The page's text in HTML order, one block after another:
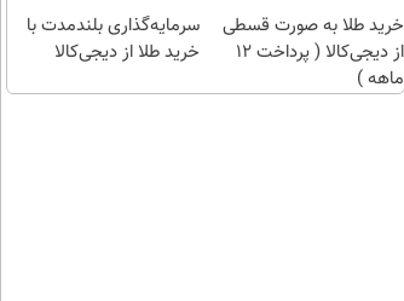
خرید طلا به صورت قسطی
از دیجی‌کالا ( پرداخت 12
ماهه )
سرمایه‌گذاری بلندمدت با
خرید طلا از دیجی‌کالا